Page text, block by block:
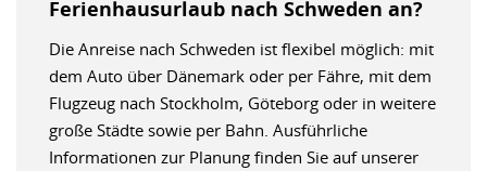
Ferienhausurlaub nach Schweden an?
Die Anreise nach Schweden ist flexibel möglich: mit
dem Auto über Dänemark oder per Fähre, mit dem
Flugzeug nach Stockholm, Göteborg oder in weitere
große Städte sowie per Bahn. Ausführliche
Informationen zur Planung finden Sie auf unserer